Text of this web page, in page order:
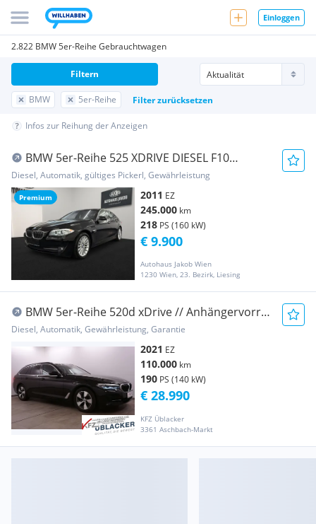
Einloggen
2.822 BMW 5er-Reihe Gebrauchtwagen
BMW 5er-Reihe Filter zurücksetzen
Filtern
Infos zur Reihung der Anzeigen
Premium
BMW 5er-Reihe 525 XDRIVE DIESEL F10
****AUTOMATIK-TEMPOMAT-KA...
Diesel, Automatik, gültiges Pickerl, Gewährleistung
2011 EZ
245.000 km
218 PS (160 kW)
Autohaus Jakob Wien
1230 Wien, 23. Bezirk, Liesing
€ 9.900
BMW 5er-Reihe 520d xDrive // Anhängervorr.//
Sportsitze//
Diesel, Automatik, Gewährleistung, Garantie
2021 EZ
110.000 km
190 PS (140 kW)
KFZ Üblacker
3361 Aschbach-Markt
€ 28.990